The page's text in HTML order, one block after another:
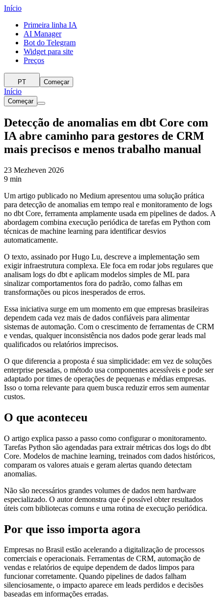
Início
Primeira linha IA
AI Manager
Bot do Telegram
Widget para site
Preços
PT Começar
Início
Começar
Detecção de anomalias em dbt Core com
IA abre caminho para gestores de CRM
mais precisos e menos trabalho manual
23 Mezheven 2026
9 min
Um artigo publicado no Medium apresentou uma solução prática
para detecção de anomalias em tempo real e monitoramento de logs
no dbt Core, ferramenta amplamente usada em pipelines de dados. A
abordagem combina execução periódica de tarefas em Python com
técnicas de machine learning para identificar desvios
automaticamente.
O texto, assinado por Hugo Lu, descreve a implementação sem
exigir infraestrutura complexa. Ele foca em rodar jobs regulares que
analisam logs do dbt e aplicam modelos simples de ML para
sinalizar comportamentos fora do padrão, como falhas em
transformações ou picos inesperados de erros.
Essa iniciativa surge em um momento em que empresas brasileiras
dependem cada vez mais de dados confiáveis para alimentar
sistemas de automação. Com o crescimento de ferramentas de CRM
e vendas, qualquer inconsistência nos dados pode gerar leads mal
qualificados ou relatórios imprecisos.
O que diferencia a proposta é sua simplicidade: em vez de soluções
enterprise pesadas, o método usa componentes acessíveis e pode ser
adaptado por times de operações de pequenas e médias empresas.
Isso o torna relevante para quem busca reduzir erros sem aumentar
custos.
O que aconteceu
O artigo explica passo a passo como configurar o monitoramento.
Tarefas Python são agendadas para extrair métricas dos logs do dbt
Core. Modelos de machine learning, treinados com dados históricos,
comparam os valores atuais e geram alertas quando detectam
anomalias.
Não são necessários grandes volumes de dados nem hardware
especializado. O autor demonstra que é possível obter resultados
úteis com bibliotecas comuns e uma rotina de execução periódica.
Por que isso importa agora
Empresas no Brasil estão acelerando a digitalização de processos
comerciais e operacionais. Ferramentas de CRM, automação de
vendas e relatórios de equipe dependem de dados limpos para
funcionar corretamente. Quando pipelines de dados falham
silenciosamente, o impacto aparece em leads perdidos e decisões
baseadas em informações erradas.